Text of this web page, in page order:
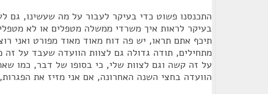
התכנסנו פשוט כדי בעיקר לעבור על מה שעשינו, גם
בעיקר לראות איך משרדי ממשלה מטפלים או לא
תיכף אתם תראו, יש פה דוח מאוד מאוד מפורט ואני
מתחילים, תודה גדולה גם לצוות הוועדה שעבד על
הוועדה בחצי השנה האחרונה, אם אני מזיז את